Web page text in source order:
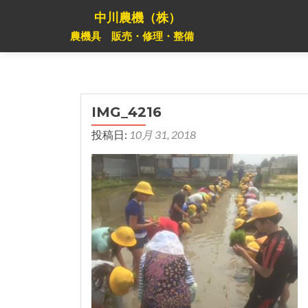
中川農機（株）
農機具 販売・修理・整備
IMG_4216
投稿日: 10月 31, 2018